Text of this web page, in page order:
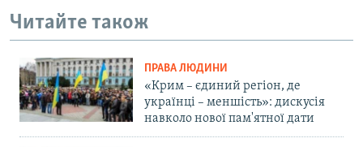
Читайте також
ПРАВА ЛЮДИНИ
«Крим – єдиний регіон, де
українці – меншість»: дискусія
навколо нової пам'ятної дати